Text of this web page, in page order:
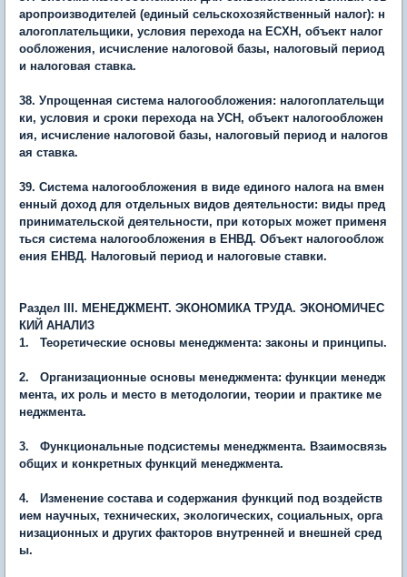
аропроизводителей (единый сельскохозяйственный налог): н
алогоплательщики, условия перехода на ЕСХН, объект налог
ообложения, исчисление налоговой базы, налоговый период
и налоговая ставка.
38. Упрощенная система налогообложения: налогоплательщи
ки, условия и сроки перехода на УСН, объект налогообложен
ия, исчисление налоговой базы, налоговый период и налогов
ая ставка.
39. Система налогообложения в виде единого налога на вмен
енный доход для отдельных видов деятельности: виды пред
принимательской деятельности, при которых может применя
ться система налогообложения в ЕНВД. Объект налогооблож
ения ЕНВД. Налоговый период и налоговые ставки.
Раздел
III. МЕНЕДЖМЕНТ. ЭКОНОМИКА ТРУДА. ЭКОНОМИЧЕС
КИЙ АНАЛИЗ
1. Теоретические основы менеджмента: законы и принципы.
2. Организационные основы менеджмента: функции менедж
мента, их роль и место в методологии, теории и практике ме
неджмента.
3. Функциональные подсистемы менеджмента. Взаимосвязь
общих и конкретных функций менеджмента.
4. Изменение состава и содержания функций под воздейств
ием научных, технических, экологических, социальных, орга
низационных и других факторов внутренней и внешней сред
ы.